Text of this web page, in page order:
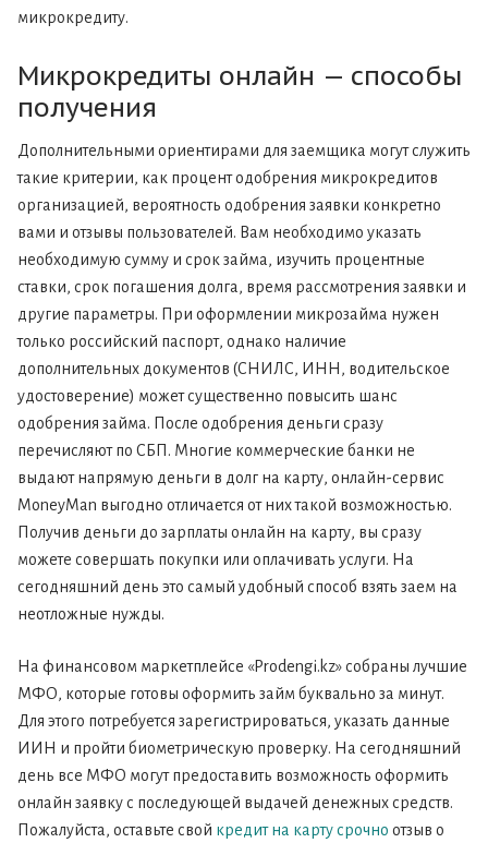
микрокредиту.
Микрокредиты онлайн — способы
получения
Дополнительными ориентирами для заемщика могут служить
такие критерии, как процент одобрения микрокредитов
организацией, вероятность одобрения заявки конкретно
вами и отзывы пользователей. Вам необходимо указать
необходимую сумму и срок займа, изучить процентные
ставки, срок погашения долга, время рассмотрения заявки и
другие параметры. При оформлении микрозайма нужен
только российский паспорт, однако наличие
дополнительных документов (СНИЛС, ИНН, водительское
удостоверение) может существенно повысить шанс
одобрения займа. После одобрения деньги сразу
перечисляют по СБП. Многие коммерческие банки не
выдают напрямую деньги в долг на карту, онлайн-сервис
MoneyMan выгодно отличается от них такой возможностью.
Получив деньги до зарплаты онлайн на карту, вы сразу
можете совершать покупки или оплачивать услуги. На
сегодняшний день это самый удобный способ взять заем на
неотложные нужды.
На финансовом маркетплейсе «Prodengi.kz» собраны лучшие
МФО, которые готовы оформить займ буквально за минут.
Для этого потребуется зарегистрироваться, указать данные
ИИН и пройти биометрическую проверку. На сегодняшний
день все МФО могут предоставить возможность оформить
онлайн заявку с последующей выдачей денежных средств.
Пожалуйста, оставьте свой кредит на карту срочно отзыв о